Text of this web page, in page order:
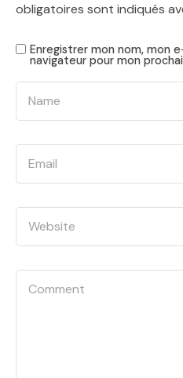
obligatoires sont indiqués
Enregistrer mon nom, mon
navigateur pour mon